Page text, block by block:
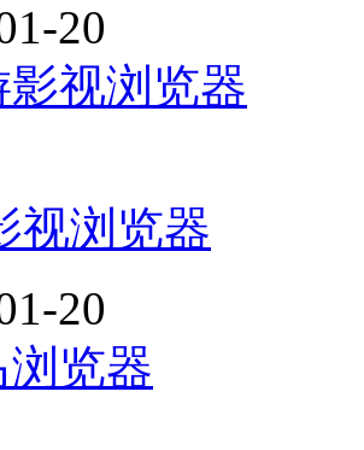
20
视浏览器
视浏览器
20
览器